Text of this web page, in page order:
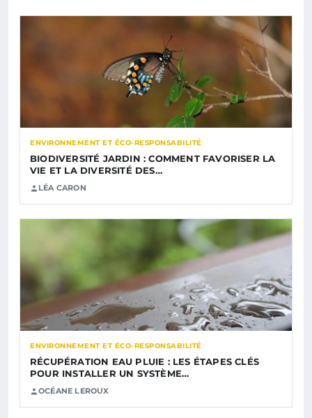
ENVIRONNEMENT ET ÉCO-RESPONSABILITÉ
BIODIVERSITÉ JARDIN : COMMENT FAVORISER LA
VIE ET LA DIVERSITÉ DES…
LÉA CARON
ENVIRONNEMENT ET ÉCO-RESPONSABILITÉ
RÉCUPÉRATION EAU PLUIE : LES ÉTAPES CLÉS
POUR INSTALLER UN SYSTÈME…
OCÉANE LEROUX